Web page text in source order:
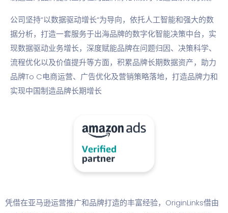
公司坚持“以数据驱动增长“为导向，依托人工智能和强大的数
据分析，打造一套服务于出海品牌的数字化智能决策中台，实
现数据驱动业务增长，深度赋能品牌在问题归因、决策科学、
流程优化以及价值提升等方面，积累品牌长期数据资产，助力
品牌To C电商运营、广告优化及营销策略落地，打造品牌力和
实现中国制造品牌长期增长
凭借在亚马逊运营推广和品牌打造的丰富经验，OriginLinks借由